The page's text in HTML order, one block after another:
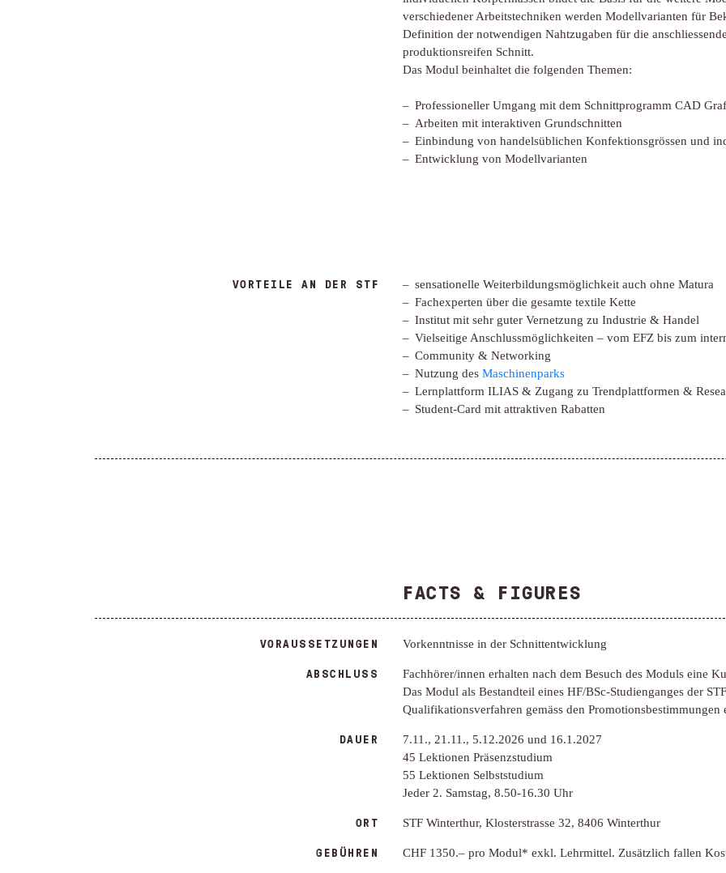
verschiedener Arbeitstechniken werden Modellvarianten für
Definition der notwendigen Nahtzugaben für die
produktionsreifen Schnitt.
Das Modul beinhaltet die folgenden Themen:
Professioneller Umgang mit dem Schnittprogramm CAD
Arbeiten mit interaktiven Grundschnitten
Einbindung von handelsüblichen Konfektionsgrössen und
Entwicklung von Modellvarianten
VORTEILE AN DER STF
sensationelle Weiterbildungsmöglichkeit auch ohne Matura
Fachexperten über die gesamte textile Kette
Institut mit sehr guter Vernetzung zu Industrie & Handel
Vielseitige Anschlussmöglichkeiten – vom EFZ bis zum
Community & Networking
Nutzung des Maschinenparks
Lernplattform ILIAS & Zugang zu Trendplattformen &
Student-Card mit attraktiven Rabatten
FACTS & FIGURES
VORAUSSETZUNGEN Vorkenntnisse in der Schnittentwicklung
ABSCHLUSS
Fachhörer/innen erhalten nach dem Besuch des Moduls eine
Das Modul als Bestandteil eines HF/BSc-Studienganges der
Qualifikationsverfahren gemäss den
DAUER
7.11., 21.11., 5.12.2026 und 16.1.2027
45 Lektionen Präsenzstudium
55 Lektionen Selbststudium
Jeder 2. Samstag, 8.50-16.30 Uhr
ORT STF Winterthur, Klosterstrasse 32, 8406 Winterthur
GEBÜHREN CHF 1350.– pro Modul* exkl. Lehrmittel. Zusätzlich fallen